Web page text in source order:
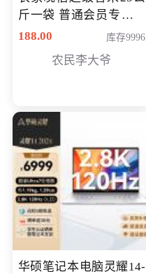
斤一袋 普通会员专享价
格178元
188.00 库存9996
农民李大爷
华硕笔记本电脑灵耀14-